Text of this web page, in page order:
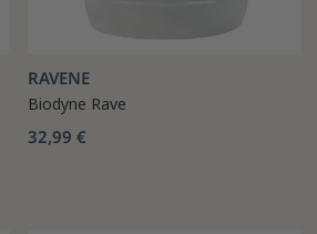
RAVENE
Biodyne Rave
32,99 €